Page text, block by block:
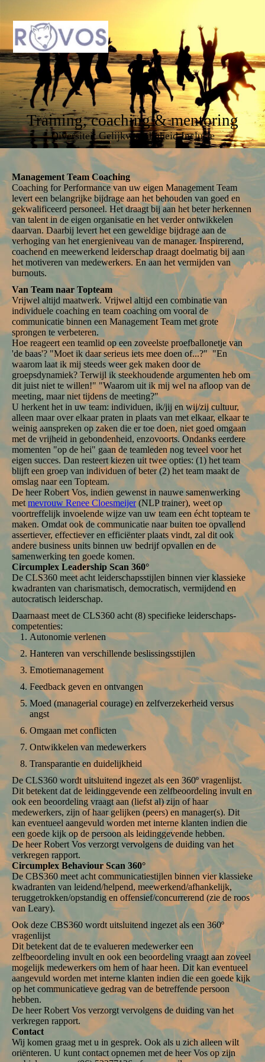
Training, coaching & mentoring
Diversiteit Gelijkwaardigheid Inclusie
Management Team Coaching
Coaching for Performance van uw eigen Management Team
levert een belangrijke bijdrage aan het behouden van goed en
gekwalificeerd personeel. Het draagt bij aan het beter herkennen
van talent in de eigen organisatie en het verder ontwikkelen
daarvan. Daarbij levert het een geweldige bijdrage aan de
verhoging van het energieniveau van de manager. Inspirerend,
coachend en meewerkend leiderschap draagt doelmatig bij aan
het motiveren van medewerkers. En aan het vermijden van
burnouts.
Van Team naar Topteam
Vrijwel altijd maatwerk. Vrijwel altijd een combinatie van
individuele coaching en team coaching om vooral de
communicatie binnen een Management Team met grote
sprongen te verbeteren.
Hoe reageert een teamlid op een zoveelste proefballonetje van
'de baas'? "Moet ik daar serieus iets mee doen of...?" "En
waarom laat ik mij steeds weer gek maken door de
groepsdynamiek? Terwijl ik steekhoudende argumenten heb om
dit juist niet te willen!" "Waarom uit ik mij wel na afloop van de
meeting, maar niet tijdens de meeting?"
U herkent het in uw team: individuen, ik/jij en wij/zij cultuur,
alleen maar over elkaar praten in plaats van met elkaar, elkaar te
weinig aanspreken op zaken die er toe doen, niet goed omgaan
met de vrijheid in gebondenheid, enzovoorts. Ondanks eerdere
momenten "op de hei" gaan de teamleden nog teveel voor het
eigen succes. Dan resteert kiezen uit twee opties: (1) het team
blijft een groep van individuen of beter (2) het team maakt de
omslag naar een Topteam.
De heer Robert Vos, indien gewenst in nauwe samenwerking
met mevrouw Renee Cloesmeijer(NLP trainer), weet op
voortreffelijk invoelende wijze van uw team een écht topteam te
maken. Omdat ook de communicatie naar buiten toe opvallend
assertiever, effectiever en efficiënter plaats vindt, zal dit ook
andere business units binnen uw bedrijf opvallen en de
samenwerking ten goede komen.
Circumplex Leadership Scan 360°
De CLS360 meet acht leiderschapsstijlen binnen vier klassieke
kwadranten van charismatisch, democratisch, vermijdend en
autocratisch leiderschap.
Daarnaast meet de CLS360 acht (8) specifieke leiderschaps-
competenties:
Autonomie verlenen
Hanteren van verschillende beslissingsstijlen
Emotiemanagement
Feedback geven en ontvangen
Moed (managerial courage) en zelfverzekerheid versus
angst
Omgaan met conflicten
Ontwikkelen van medewerkers
Transparantie en duidelijkheid
De CLS360 wordt uitsluitend ingezet als een 360º vragenlijst.
Dit betekent dat de leidinggevende een zelfbeoordeling invult en
ook een beoordeling vraagt aan (liefst al) zijn of haar
medewerkers, zijn of haar gelijken (peers) en manager(s). Dit
kan eventueel aangevuld worden met interne klanten indien die
een goede kijk op de persoon als leidinggevende hebben.
De heer Robert Vos verzorgt vervolgens de duiding van het
verkregen rapport.
Circumplex Behaviour Scan 360°
De CBS360 meet acht communicatiestijlen binnen vier klassieke
kwadranten van leidend/helpend, meewerkend/afhankelijk,
teruggetrokken/opstandig en offensief/concurrerend (zie de roos
van Leary).
Ook deze CBS360 wordt uitsluitend ingezet als een 360º
vragenlijst
Dit betekent dat de te evalueren medewerker een
zelfbeoordeling invult en ook een beoordeling vraagt aan zoveel
mogelijk medewerkers om hem of haar heen. Dit kan eventueel
aangevuld worden met interne klanten indien die een goede kijk
op het communicatieve gedrag van de betreffende persoon
hebben.
De heer Robert Vos verzorgt vervolgens de duiding van het
verkregen rapport.
Contact
Wij komen graag met u in gesprek. Ook als u zich alleen wilt
oriënteren. U kunt contact opnemen met de heer Vos op zijn